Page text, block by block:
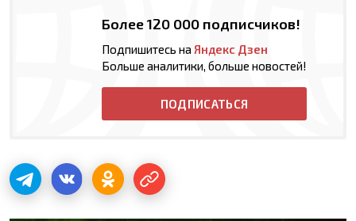
Более 120 000 подписчиков!
Подпишитесь на Яндекс Дзен
Больше аналитики, больше новостей!
ПОДПИСАТЬСЯ